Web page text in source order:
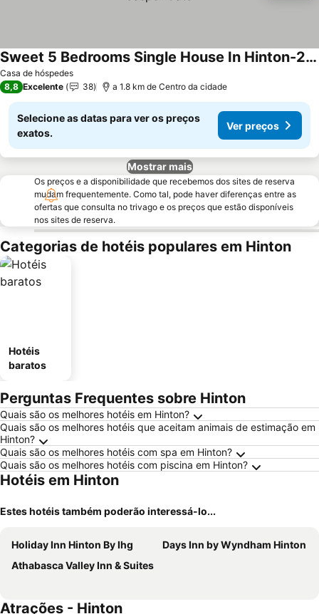
Casa de hóspedes
Sweet 5 Bedrooms Single House In Hinton-20min From Jasper Gate
8,8 Excelente 38 a 1.8 km de Centro da cidade
Selecione as datas para ver os preços
exatos.
Ver preços
Mostrar mais
Os preços e a disponibilidade que recebemos dos sites de reserva
mudam frequentemente. Como tal, pode haver diferenças entre as
ofertas que consulta no trivago e os preços que estão disponíveis
nos sites de reserva.
Categorias de hotéis populares em Hinton
Hotéis
baratos
Perguntas Frequentes sobre Hinton
Quais são os melhores hotéis em Hinton?
Quais são os melhores hotéis que aceitam animais de estimação em
Hinton?
Quais são os melhores hotéis com spa em Hinton?
Quais são os melhores hotéis com piscina em Hinton?
Hotéis em Hinton
Estes hotéis também poderão interessá-lo...
Holiday Inn Hinton By Ihg
Days Inn by Wyndham Hinton
Athabasca Valley Inn & Suites
Atrações - Hinton